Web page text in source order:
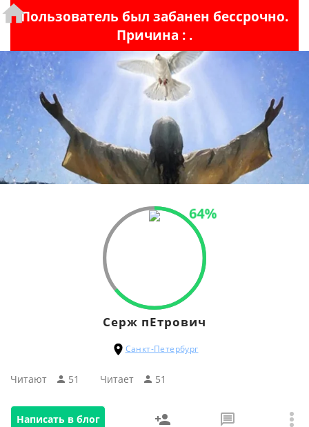
Пользователь был забанен бессрочно.
Причина : .
64%
Серж пЕтрович
Санкт-Петербург
Читают 51 Читаeт 51
Написать в блог